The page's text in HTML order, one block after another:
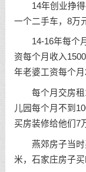
14年创业挣得
一个二手车，8万
14-16年每个月
资每个月收入
年老婆工资每个月
每个月交房租
儿园每个月不到
买房装修给他们7
燕郊房子当时
米，石家庄房子买